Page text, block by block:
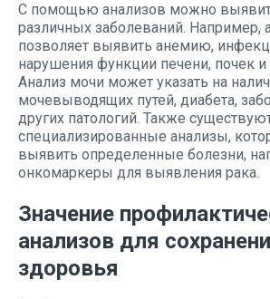
С помощью анализов можно
различных заболеваний. Например,
позволяет выявить анемию,
нарушения функции печени, почек и
Анализ мочи может указать на
мочевыводящих путей, диабета,
других патологий. Также
специализированные анализы,
выявить определенные болезни,
онкомаркеры для выявления рака.
Значение
анализов для
здоровья